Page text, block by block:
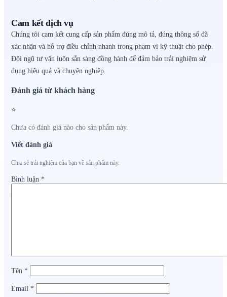
Cam kết dịch vụ
Chúng tôi cam kết cung cấp sản phẩm đúng mô tả, đúng thông số đã
xác nhận và hỗ trợ điều chỉnh nhanh trong phạm vi kỹ thuật cho phép.
Đội ngũ tư vấn luôn sẵn sàng đồng hành để đảm bảo trải nghiệm sử
dụng hiệu quả và chuyên nghiệp.
Đánh giá từ khách hàng
⭐
Chưa có đánh giá nào cho sản phẩm này.
Viết đánh giá
Chia sẻ trải nghiệm của bạn về sản phẩm này.
Bình luận *
Tên *
Email *